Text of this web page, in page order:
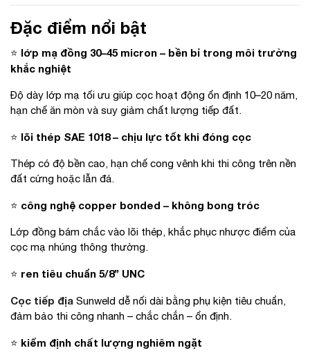
Đặc điểm nổi bật
⭐ lớp mạ đồng 30–45 micron – bền bỉ trong môi trường
khắc nghiệt
Độ dày lớp mạ tối ưu giúp cọc hoạt động ổn định 10–20 năm,
hạn chế ăn mòn và suy giảm chất lượng tiếp đất.
⭐ lõi thép SAE 1018 – chịu lực tốt khi đóng cọc
Thép có độ bền cao, hạn chế cong vênh khi thi công trên nền
đất cứng hoặc lẫn đá.
⭐ công nghệ copper bonded – không bong tróc
Lớp đồng bám chắc vào lõi thép, khắc phục nhược điểm của
cọc mạ nhúng thông thường.
⭐ ren tiêu chuẩn 5/8” UNC
Cọc tiếp địa Sunweld dễ nối dài bằng phụ kiện tiêu chuẩn,
đảm bảo thi công nhanh – chắc chắn – ổn định.
⭐ kiểm định chất lượng nghiêm ngặt